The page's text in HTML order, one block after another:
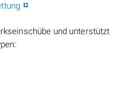
und unterstützt